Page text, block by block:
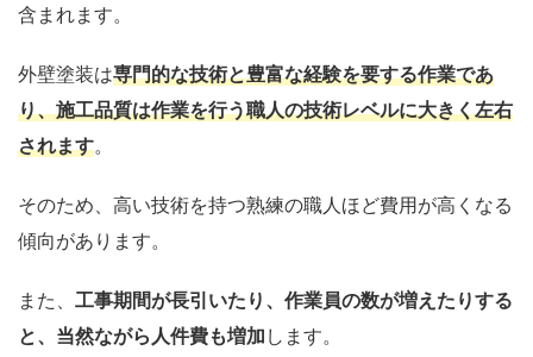
含まれます。
外壁塗装は専門的な技術と豊富な経験を要する作業であ
り、施工品質は作業を行う職人の技術レベルに大きく左右
されます。
そのため、高い技術を持つ熟練の職人ほど費用が高くなる
傾向があります。
また、 工事期間が長引いたり、作業員の数が増えたりする
と、当然ながら人件費も増加 します。